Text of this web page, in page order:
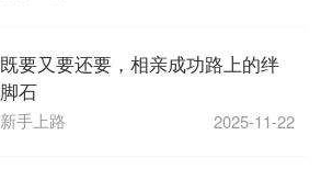
既要又要还要，相亲成功路上的绊
脚石
新手上路 2025-11-22